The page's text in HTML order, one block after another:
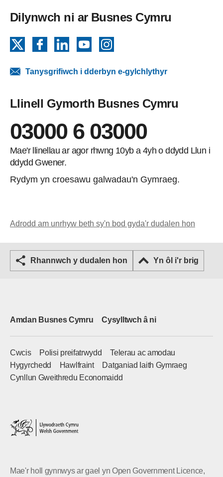
Dilynwch ni ar Busnes Cymru
FacebookLinkedInYouTube
Tanysgrifiwch i dderbyn e-gylchlythyr
Llinell Gymorth Busnes Cymru
03000 6 03000
Mae'r llinellau ar agor rhwng 10yb a 4yh o ddydd Llun i
ddydd Gwener.
Rydym yn croesawu galwadau'n Gymraeg.
Adrodd am unrhyw beth sy'n bod gyda'r dudalen hon
Rhannwch y dudalen hon Yn ôl i'r brig
Amdan Busnes Cymru Cysylltwch â ni
Cwcis Polisi preifatrwydd
Telerau ac amodau
Hygyrchedd
Hawlfraint
Datganiad Iaith Gymraeg
Cynllun Gweithredu Economaidd
Mae'r holl gynnwys ar gael yn Open Government Licence,